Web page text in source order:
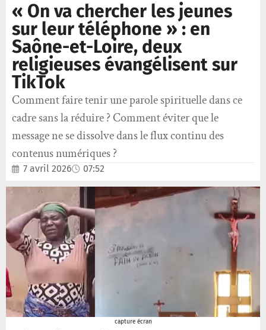
« On va chercher les jeunes
sur leur téléphone » : en
Saône-et-Loire, deux
religieuses évangélisent sur
TikTok
Comment faire tenir une parole spirituelle dans ce
cadre sans la réduire ? Comment éviter que le
message ne se dissolve dans le flux continu des
contenus numériques ?
7 avril 2026 07:52
capture écran